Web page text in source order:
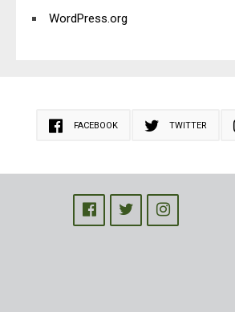
WordPress.org
FACEBOOK TWITTER